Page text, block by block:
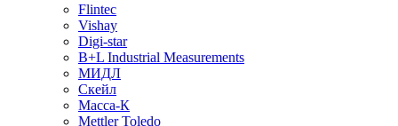
Flintec
Vishay
Digi-star
B+L Industrial Measurements
МИДЛ
Скейл
Масса-К
Mettler Toledo